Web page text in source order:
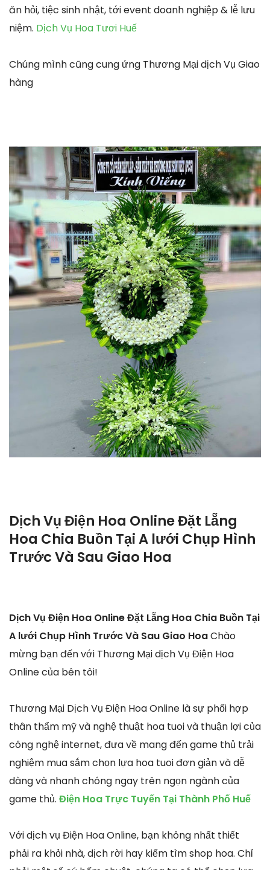
ăn hỏi, tiệc sinh nhật, tới event doanh nghiệp & lễ lưu
niệm. Dịch Vụ Hoa Tươi Huế
Chúng mình cũng cung ứng Thương Mại dịch Vụ Giao
hàng
Dịch Vụ Điện Hoa Online Đặt Lẵng
Hoa Chia Buồn Tại A lưới Chụp Hình
Trước Và Sau Giao Hoa
Dịch Vụ Điện Hoa Online Đặt Lẵng Hoa Chia Buồn Tại
A lưới Chụp Hình Trước Và Sau Giao HoaChào
mừng bạn đến với Thương Mại dịch Vụ Điện Hoa
Online của bên tôi!
Thương Mại Dịch Vụ Điện Hoa Online là sự phối hợp
thân thẩm mỹ và nghệ thuật hoa tuoi và thuận lợi của
công nghệ internet, đưa về mang đến game thủ trải
nghiệm mua sắm chọn lựa hoa tuoi đơn giản và dễ
dàng và nhanh chóng ngay trên ngọn ngành của
game thủ. Điện Hoa Trực Tuyến Tại Thành Phố Huế
Với dịch vụ Điện Hoa Online, bạn không nhất thiết
phải ra khỏi nhà, dịch rời hay kiếm tìm shop hoa. Chỉ